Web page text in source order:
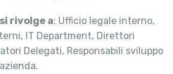
rivolge a: Ufficio legale interno,
IT Department, Direttori
Delegati, Responsabili sviluppo